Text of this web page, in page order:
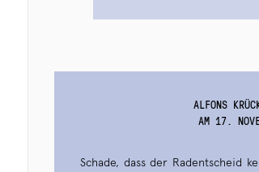
ALFONS
AM 17.
Schade, dass der Radentscheid